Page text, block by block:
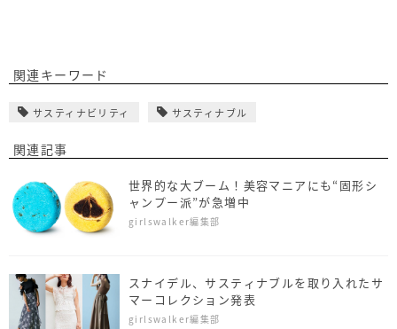
関連キーワード
サスティナビリティ サスティナブル
関連記事
世界的な大ブーム！美容マニアにも“固形シ
ャンプー派”が急増中
girlswalker編集部
スナイデル、サスティナブルを取り入れたサ
マーコレクション発表
girlswalker編集部